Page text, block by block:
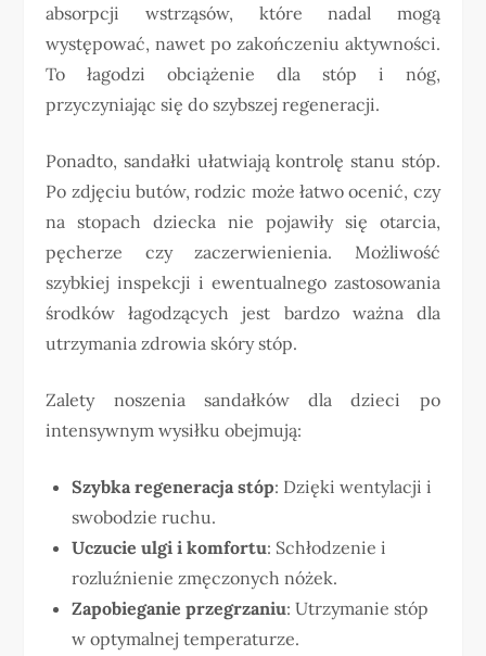
absorpcji wstrząsów, które nadal mogą
występować, nawet po zakończeniu aktywności.
To łagodzi obciążenie dla stóp i nóg,
przyczyniając się do szybszej regeneracji.
Ponadto, sandałki ułatwiają kontrolę stanu stóp.
Po zdjęciu butów, rodzic może łatwo ocenić, czy
na stopach dziecka nie pojawiły się otarcia,
pęcherze czy zaczerwienienia. Możliwość
szybkiej inspekcji i ewentualnego zastosowania
środków łagodzących jest bardzo ważna dla
utrzymania zdrowia skóry stóp.
Zalety noszenia sandałków dla dzieci po
intensywnym wysiłku obejmują:
Szybka regeneracja stóp: Dzięki wentylacji i
swobodzie ruchu.
Uczucie ulgi i komfortu: Schłodzenie i
rozluźnienie zmęczonych nóżek.
Zapobieganie przegrzaniu: Utrzymanie stóp
w optymalnej temperaturze.